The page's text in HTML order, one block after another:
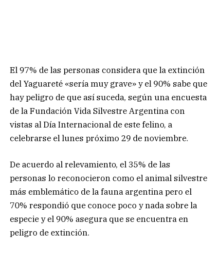
El 97% de las personas considera que la extinción
del Yaguareté «sería muy grave» y el 90% sabe que
hay peligro de que así suceda, según una encuesta
de la Fundación Vida Silvestre Argentina con
vistas al Día Internacional de este felino, a
celebrarse el lunes próximo 29 de noviembre.
De acuerdo al relevamiento, el 35% de las
personas lo reconocieron como el animal silvestre
más emblemático de la fauna argentina pero el
70% respondió que conoce poco y nada sobre la
especie y el 90% asegura que se encuentra en
peligro de extinción.